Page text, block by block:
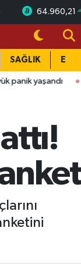
64.960,21
SAĞLIK
15:58